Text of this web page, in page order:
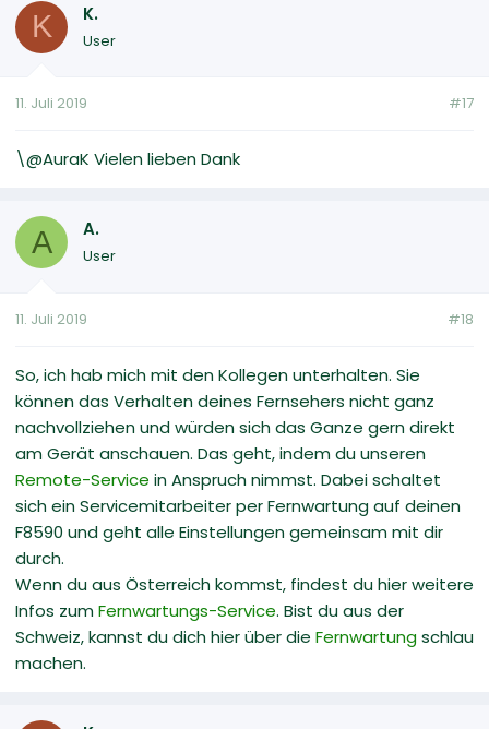
K K.
User
11. Juli 2019 #17
\@AuraK Vielen lieben Dank
A A.
User
11. Juli 2019 #18
So, ich hab mich mit den Kollegen unterhalten. Sie
können das Verhalten deines Fernsehers nicht ganz
nachvollziehen und würden sich das Ganze gern direkt
am Gerät anschauen. Das geht, indem du unseren
Remote-Service in Anspruch nimmst. Dabei schaltet
sich ein Servicemitarbeiter per Fernwartung auf deinen
F8590 und geht alle Einstellungen gemeinsam mit dir
durch.
Wenn du aus Österreich kommst, findest du hier weitere
Infos zumFernwartungs-Service. Bist du aus der
Schweiz, kannst du dich hier über die Fernwartung schlau
machen.